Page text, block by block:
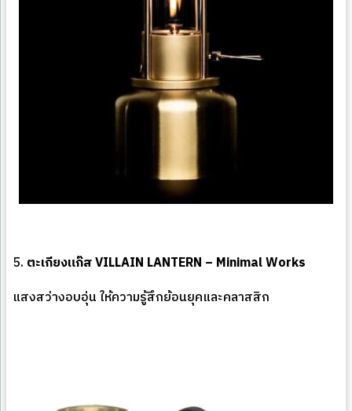
5. ตะเกียงแก๊สVILLAIN LANTERN – Minimal Works
แสงสว่างอบอุ่น ให้ความรู้สึกย้อนยุคและคลาสสิก